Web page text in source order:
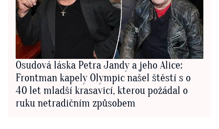
Osudová láska Petra Jandy a jeho Alice:
Frontman kapely Olympic našel štěstí s o
40 let mladší krasavicí, kterou požádal o
ruku netradičním způsobem